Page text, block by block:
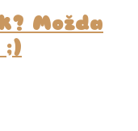
Možda